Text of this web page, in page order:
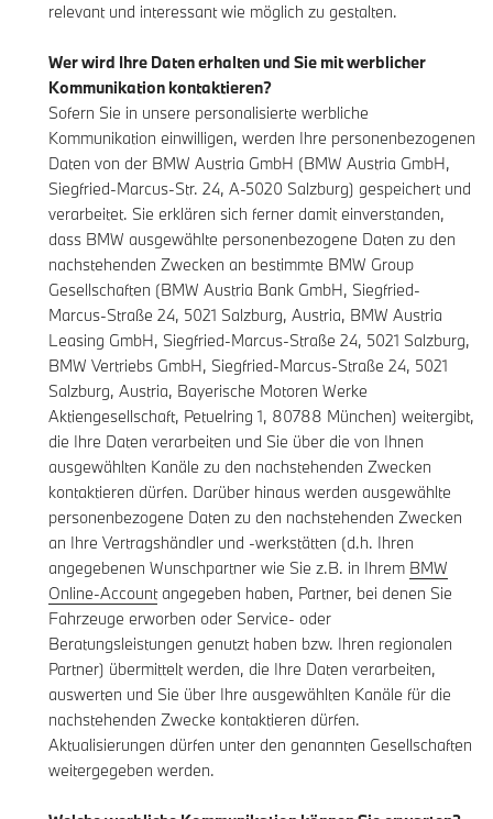
relevant und interessant wie möglich zu gestalten.
Wer wird Ihre Daten erhalten und Sie mit werblicher
Kommunikation kontaktieren?
Sofern Sie in unsere personalisierte werbliche
Kommunikation einwilligen, werden Ihre personenbezogenen
Daten von der BMW Austria GmbH (BMW Austria GmbH,
Siegfried-Marcus-Str. 24, A-5020 Salzburg) gespeichert und
verarbeitet. Sie erklären sich ferner damit einverstanden,
dass BMW ausgewählte personenbezogene Daten zu den
nachstehenden Zwecken an bestimmte BMW Group
Gesellschaften (BMW Austria Bank GmbH, Siegfried-
Marcus-Straße 24, 5021 Salzburg, Austria, BMW Austria
Leasing GmbH, Siegfried-Marcus-Straße 24, 5021 Salzburg,
BMW Vertriebs GmbH, Siegfried-Marcus-Straße 24, 5021
Salzburg, Austria, Bayerische Motoren Werke
Aktiengesellschaft, Petuelring 1, 80788 München) weitergibt,
die Ihre Daten verarbeiten und Sie über die von Ihnen
ausgewählten Kanäle zu den nachstehenden Zwecken
kontaktieren dürfen. Darüber hinaus werden ausgewählte
personenbezogene Daten zu den nachstehenden Zwecken
an Ihre Vertragshändler und -werkstätten (d.h. Ihren
angegebenen Wunschpartner wie Sie z.B. in Ihrem BMW
Online-Accountangegeben haben, Partner, bei denen Sie
Fahrzeuge erworben oder Service- oder
Beratungsleistungen genutzt haben bzw. Ihren regionalen
Partner) übermittelt werden, die Ihre Daten verarbeiten,
auswerten und Sie über Ihre ausgewählten Kanäle für die
nachstehenden Zwecke kontaktieren dürfen.
Aktualisierungen dürfen unter den genannten Gesellschaften
weitergegeben werden.